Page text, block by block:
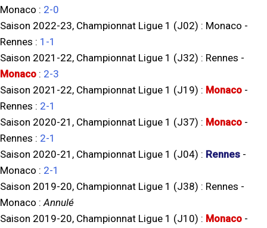
Monaco : 2-0
Saison 2022-23, Championnat Ligue 1 (J02) : Monaco -
Rennes : 1-1
Saison 2021-22, Championnat Ligue 1 (J32) : Rennes -
Monaco : 2-3
Saison 2021-22, Championnat Ligue 1 (J19) : Monaco -
Rennes : 2-1
Saison 2020-21, Championnat Ligue 1 (J37) : Monaco -
Rennes : 2-1
Saison 2020-21, Championnat Ligue 1 (J04) : Rennes -
Monaco : 2-1
Saison 2019-20, Championnat Ligue 1 (J38) : Rennes -
Monaco :Annulé
Saison 2019-20, Championnat Ligue 1 (J10) : Monaco -